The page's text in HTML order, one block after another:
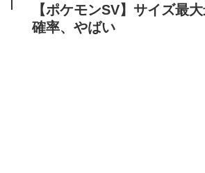
【ポケモンSV】サイズ最
確率、やばい